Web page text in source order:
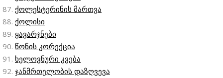
ქოლესტერინის მართვა
ქოლისი
ყავარჯნები
წონის კორექცია
ხელოვნური კვება
ჯანმრთელობის დაზღვევა